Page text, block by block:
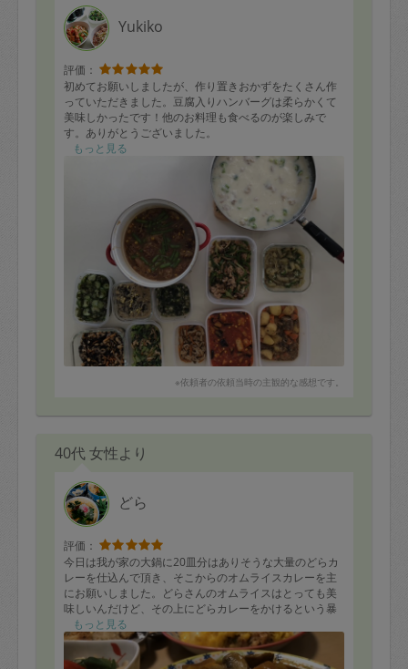
Yukiko
評価：
初めてお願いしましたが、作り置きおかずをたくさん作
っていただきました。豆腐入りハンバーグは柔らかくて
美味しかったです！他のお料理も食べるのが楽しみで
す。ありがとうございました。
もっと見る
※依頼者の依頼当時の主観的な感想です。
40代 女性より
どら
評価：
今日は我が家の大鍋に20皿分はありそうな大量のどらカ
レーを仕込んで頂き、そこからのオムライスカレーを主
にお願いしました。どらさんのオムライスはとっても美
味しいんだけど、その上にどらカレーをかけるという暴
挙。美味くないわけがなく、もりもりに作っていただい
た山盛りオムライスカレーをパクパクわんぱくにいただ
きました。
もっと見る